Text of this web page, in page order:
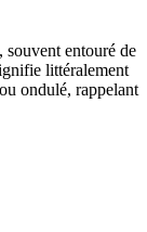
souvent entouré de
littéralement
ondulé, rappelant